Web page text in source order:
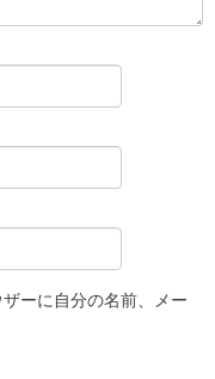
ーに自分の名前、メー